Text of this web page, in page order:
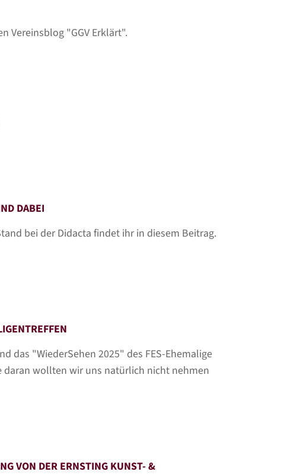
Vereinsblog "GGV Erklärt".
DABEI
bei der Didacta findet ihr in diesem Beitrag.
das "WiederSehen 2025" des FES-Ehemalige
daran wollten wir uns natürlich nicht nehmen
VON DER ERNSTING KUNST- &